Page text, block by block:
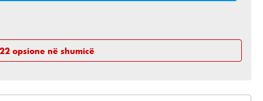
opsione në shumicë